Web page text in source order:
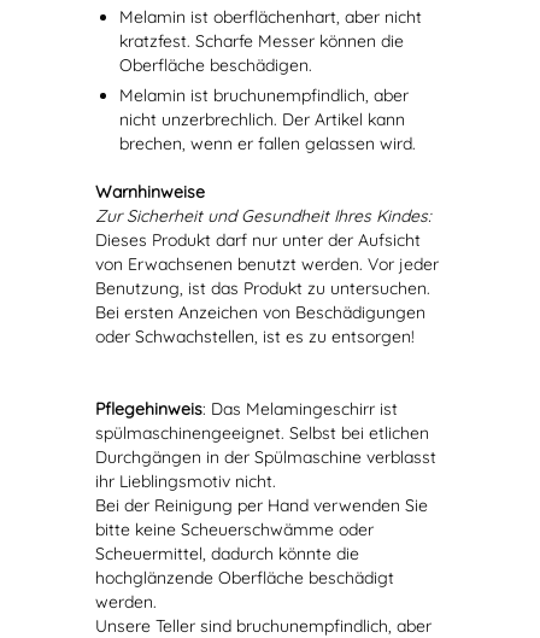
Melamin ist oberflächenhart, aber nicht
kratzfest. Scharfe Messer können die
Oberfläche beschädigen.
Melamin ist bruchunempfindlich, aber
nicht unzerbrechlich. Der Artikel kann
brechen, wenn er fallen gelassen wird.
Warnhinweise
Zur Sicherheit und Gesundheit Ihres Kindes:
Dieses Produkt darf nur unter der Aufsicht
von Erwachsenen benutzt werden. Vor jeder
Benutzung, ist das Produkt zu untersuchen.
Bei ersten Anzeichen von Beschädigungen
oder Schwachstellen, ist es zu entsorgen!
Pflegehinweis: Das Melamingeschirr ist
spülmaschinengeeignet. Selbst bei etlichen
Durchgängen in der Spülmaschine verblasst
ihr Lieblingsmotiv nicht.
Bei der Reinigung per Hand verwenden Sie
bitte keine Scheuerschwämme oder
Scheuermittel, dadurch könnte die
hochglänzende Oberfläche beschädigt
werden.
Unsere Teller sind bruchunempfindlich, aber